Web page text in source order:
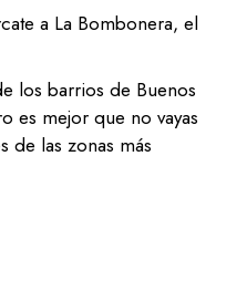
a La Bombonera, el
los barrios de Buenos
es mejor que no vayas
de las zonas más